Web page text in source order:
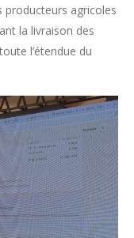
producteurs agricoles
la livraison des
l’étendue du